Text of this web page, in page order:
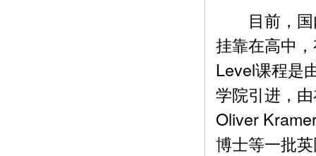
目前，国
挂靠在高中
Level课程是
学院引进，
Oliver
博士等一批